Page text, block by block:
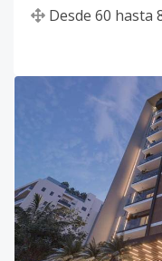
Desde 60 hasta